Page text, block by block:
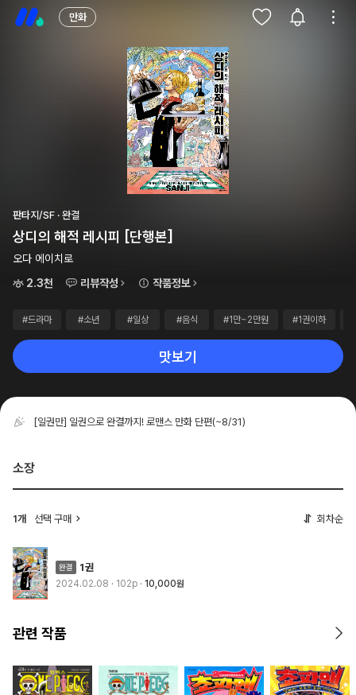
만화
판타지/SF · 완결
상디의 해적 레시피 [단행본]
오다 에이치로
2.3천
리뷰작성 작품정보
#드라마 #소년 #일상 #음식 #1만~2만원 #1권이하
맛보기
[일권만] 일권으로 완결까지! 로맨스 만화 단편(~8/31)
소장
1개 선택 구매 회차순
1권
2024.02.08 · 102p 10,000원
관련 작품